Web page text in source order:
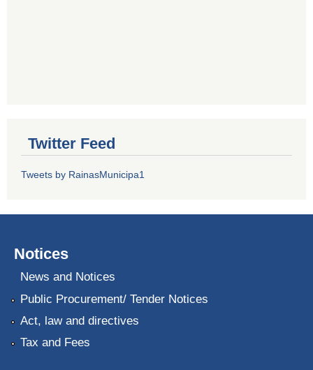
Twitter Feed
Tweets by RainasMunicipa1
Notices
News and Notices
Public Procurement/ Tender Notices
Act, law and directives
Tax and Fees